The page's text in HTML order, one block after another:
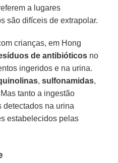
a lugares
são difíceis de extrapolar.
crianças, em Hong
de antibióticos no
ingeridos e na urina.
,sulfonamidas,
Mas tanto a ingestão
detectados na urina
estabelecidos pelas